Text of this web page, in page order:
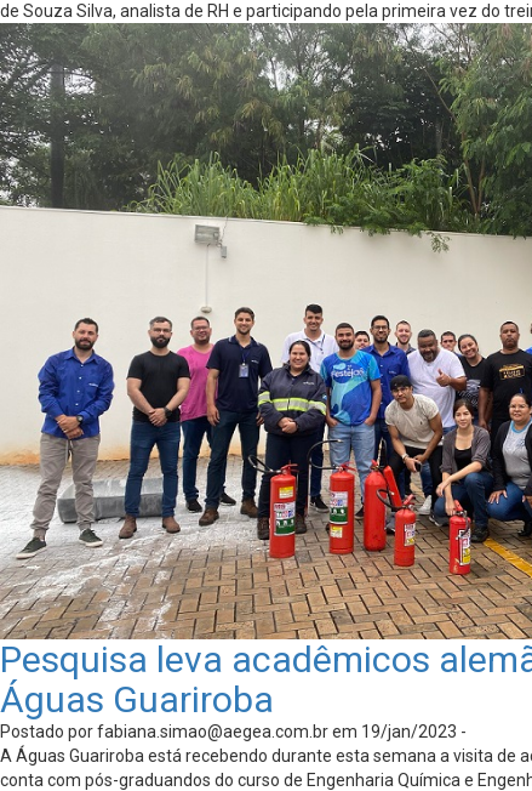
de Souza Silva, analista de RH e participando pela primeira vez do
Pesquisa leva acadêmicos
Águas Guariroba
Postado porfabiana.simao@aegea.com.brem 19/jan/2023 -
A Águas Guariroba está recebendo durante esta semana a visita de
conta com pós-graduandos do curso de Engenharia Química e